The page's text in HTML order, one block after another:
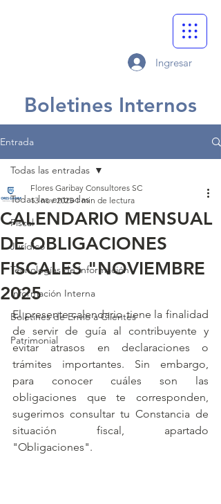
Ingresar
Boletines Internos
Entrada
Todas las entradas
Fiscal
Jurídico
Tecnologías de Información
Información Interna
Boletines de Envío a Clientes
Patrimonial
Todas las entradas
CALENDARIO MENSUAL
DE OBLIGACIONES
FISCALES "NOVIEMBRE
2025
Flores Garibay Consultores SC
13 nov 2025 1 min de lectura
El presente calendario tiene la finalidad
de servir de guía al contribuyente y
evitar atrasos en declaraciones o
trámites importantes. Sin embargo,
para conocer cuáles son las
obligaciones que te corresponden,
sugerimos consultar tu Constancia de
situación fiscal, apartado
"Obligaciones".